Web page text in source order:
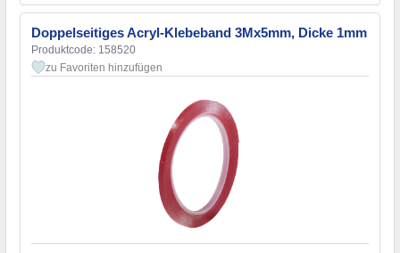
Doppelseitiges Acryl-Klebeband 3Мx5mm, Dicke 1mm
Produktcode: 158520
zu Favoriten hinzufügen